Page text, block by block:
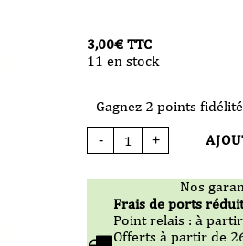
3,00€ TTC
11 en stock
Gagnez 2 points
-
quantité
de
Pesto
-
125g
+
Nos
Frais de ports
Point relais :à
Offerts à partir de